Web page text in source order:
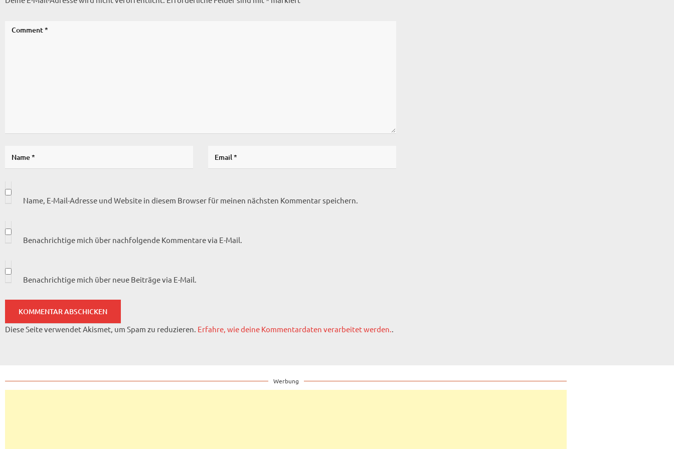
Name, E-Mail-Adresse und Website in diesem Browser für meinen nächsten Kommentar speichern.
Benachrichtige mich über nachfolgende Kommentare via E-Mail.
Benachrichtige mich über neue Beiträge via E-Mail.
Diese Seite verwendet Akismet, um Spam zu reduzieren. Erfahre, wie deine Kommentardaten verarbeitet werden..
Werbung